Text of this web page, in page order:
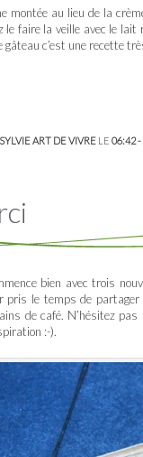
montée au lieu de la
le faire la veille avec le
gâteau c’est une recette
SYLVIE ART DE VIVRE LE 06:42
bien avec trois
pris le temps de
de café. N’hésitez
:-).